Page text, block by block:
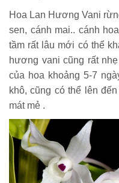
Hoa Lan Hương Vani
sen, cánh mai.. cánh
tầm rất lâu mới có thể
hương vani cũng rất
của hoa khoảng 5-7
khô, cũng có thể lên
mát mẻ .